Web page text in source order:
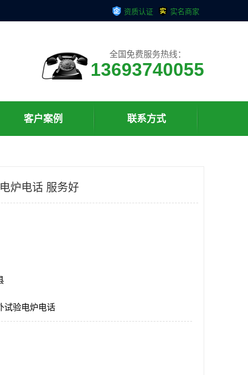
资质认证 实名商家
全国免费服务热线：
13693740055
客户案例 联系方式
炉电话 服务好
试验电炉电话